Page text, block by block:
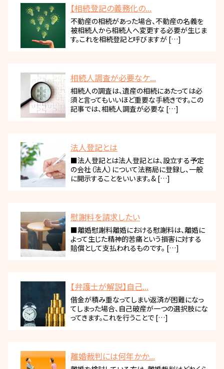
【相続登記の義務化の...
不動産の相続があった場合、不動産の名義を
被相続人から相続人へ変更する必要が生じま
す。これを相続登記と呼びますが […]
相続人調査が必要なケ...
相続人の調査は、遺産の相続にあたっては必
須と言ってもいいほど重要な手続きです。この
記事では、相続人調査が必要な […]
法人登記とは
■法人登記とは法人登記とは、設立する予定
の会社（法人）について法務局に登録し、一般
に開示することをいいます。& […]
慰謝料を請求したい
■離婚慰謝料離婚における慰謝料は、離婚に
よって生じた精神的苦痛という損害に対する
賠償として支払われるものです。 […]
【弁護士が解説】自己...
借金が積み重なってしまい返済が困難になっ
てしまった場合、自己破産が一つの選択肢にな
ってきます。これを行うことで […]
離婚裁判には何年かか...